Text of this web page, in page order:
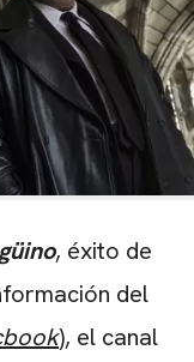
, éxito de
del
), el canal